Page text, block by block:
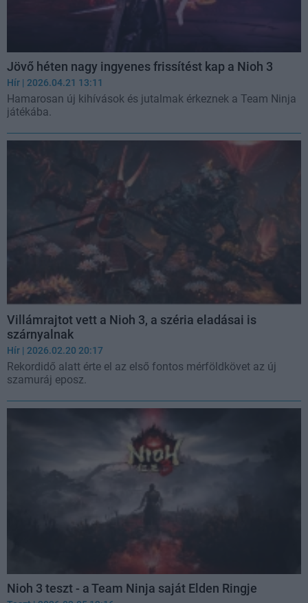
Jövő héten nagy ingyenes frissítést kap a Nioh 3
Hír | 2026.04.21 13:11
Hamarosan új kihívások és jutalmak érkeznek a Team Ninja
játékába.
Villámrajtot vett a Nioh 3, a széria eladásai is
szárnyalnak
Hír | 2026.02.20 20:17
Rekordidő alatt érte el az első fontos mérföldkövet az új
szamuráj eposz.
Nioh 3 teszt - a Team Ninja saját Elden Ringje